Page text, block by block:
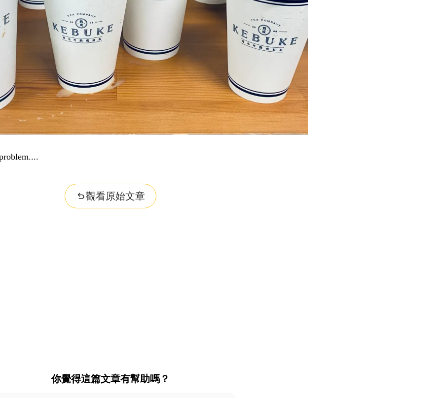
觀看原始文章
你覺得這篇文章有幫助嗎？